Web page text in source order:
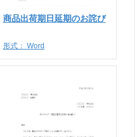
商品出荷期日延期のお詫び
形式： Word